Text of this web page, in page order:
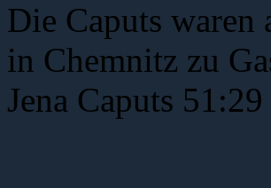
Die Caputs waren
in Chemnitz zu
Jena Caputs